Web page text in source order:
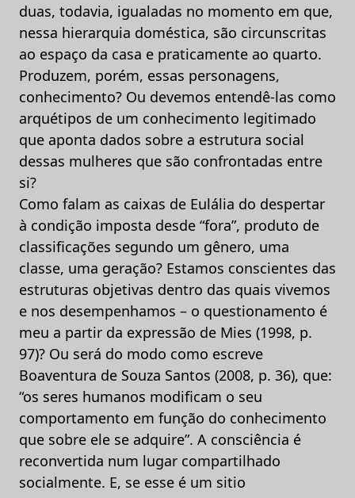
duas, todavia, igualadas no momento em que,
nessa hierarquia doméstica, são circunscritas
ao espaço da casa e praticamente ao quarto.
Produzem, porém, essas personagens,
conhecimento? Ou devemos entendê-las como
arquétipos de um conhecimento legitimado
que aponta dados sobre a estrutura social
dessas mulheres que são confrontadas entre
si?
Como falam as caixas de Eulália do despertar
à condição imposta desde “fora”, produto de
classificações segundo um gênero, uma
classe, uma geração? Estamos conscientes das
estruturas objetivas dentro das quais vivemos
e nos desempenhamos – o questionamento é
meu a partir da expressão de Mies (1998, p.
97)? Ou será do modo como escreve
Boaventura de Souza Santos (2008, p. 36), que:
“os seres humanos modificam o seu
comportamento em função do conhecimento
que sobre ele se adquire”. A consciência é
reconvertida num lugar compartilhado
socialmente. E, se esse é um sitio